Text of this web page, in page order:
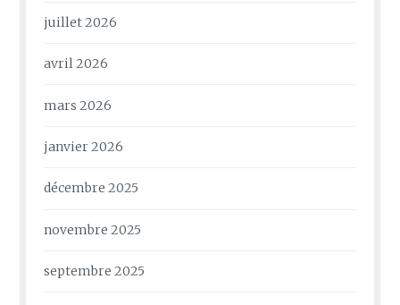
juillet 2026
avril 2026
mars 2026
janvier 2026
décembre 2025
novembre 2025
septembre 2025